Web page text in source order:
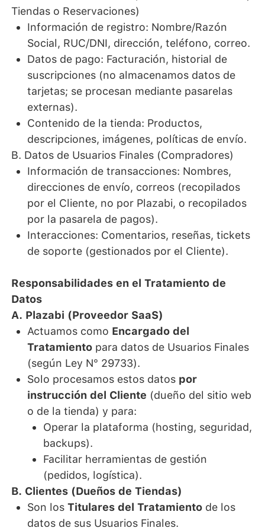
Tiendas o Reservaciones)
Información de registro: Nombre/Razón
Social, RUC/DNI, dirección, teléfono, correo.
Datos de pago: Facturación, historial de
suscripciones (no almacenamos datos de
tarjetas; se procesan mediante pasarelas
externas).
Contenido de la tienda: Productos,
descripciones, imágenes, políticas de envío.
B. Datos de Usuarios Finales (Compradores)
Información de transacciones: Nombres,
direcciones de envío, correos (recopilados
por el Cliente, no por Plazabi, o recopilados
por la pasarela de pagos).
Interacciones: Comentarios, reseñas, tickets
de soporte (gestionados por el Cliente).
Responsabilidades en el Tratamiento de
Datos
A. Plazabi (Proveedor SaaS)
Actuamos como Encargado del
Tratamientopara datos de Usuarios Finales
(según Ley N° 29733).
Solo procesamos estos datos por
instrucción del Cliente (dueño del sitio web
o de la tienda) y para:
Operar la plataforma (hosting, seguridad,
backups).
Facilitar herramientas de gestión
(pedidos, logística).
B. Clientes (Dueños de Tiendas)
Son los Titulares del Tratamientode los
datos de sus Usuarios Finales.